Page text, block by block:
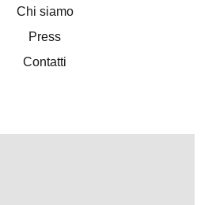
Chi siamo
Press
Contatti